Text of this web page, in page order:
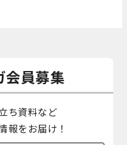
会員募集
ち資料など
報をお届け！